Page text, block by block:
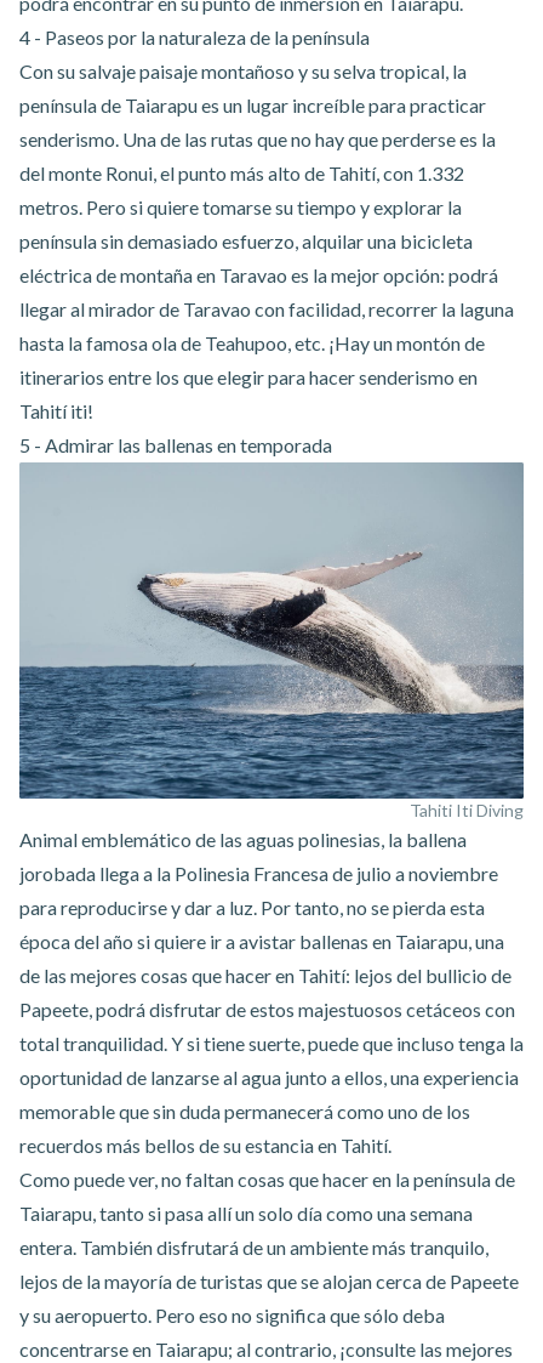
4 - Paseos por la naturaleza de la península
Con su salvaje paisaje montañoso y su selva tropical, la
península de Taiarapu es un lugar increíble para practicar
senderismo. Una de las rutas que no hay que perderse es la
del monte Ronui, el punto más alto de Tahití, con 1.332
metros. Pero si quiere tomarse su tiempo y explorar la
península sin demasiado esfuerzo, alquilar una bicicleta
eléctrica de montaña en Taravao es la mejor opción: podrá
llegar al mirador de Taravao con facilidad, recorrer la laguna
hasta la famosa ola de Teahupoo, etc. ¡Hay un montón de
itinerarios entre los que elegir para hacer senderismo en
Tahití iti!
5 - Admirar las ballenas en temporada
Tahiti Iti Diving
Animal emblemático de las aguas polinesias, la ballena
jorobada llega a la Polinesia Francesa de julio a noviembre
para reproducirse y dar a luz. Por tanto, no se pierda esta
época del año si quiere ira avistar ballenas en Taiarapu, una
de las mejores cosas que hacer en Tahití: lejos del bullicio de
Papeete, podrá disfrutar de estos majestuosos cetáceos con
total tranquilidad. Y si tiene suerte, puede que incluso tenga la
oportunidad de lanzarse al agua junto a ellos, una experiencia
memorable que sin duda permanecerá como uno de los
recuerdos más bellos de su estancia en Tahití.
Como puede ver, no faltan cosas que hacer en la península de
Taiarapu, tanto si pasa allí un solo día como una semana
entera. También disfrutará de un ambiente más tranquilo,
lejos de la mayoría de turistas que se alojan cerca de Papeete
y su aeropuerto. Pero eso no significa que sólo deba
concentrarse en Taiarapu; al contrario, ¡consulte las mejores